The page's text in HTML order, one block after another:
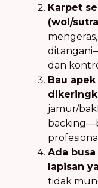
Karpet
(wol/
dan
Bau
jamur/
Ada
lapisan
tidak